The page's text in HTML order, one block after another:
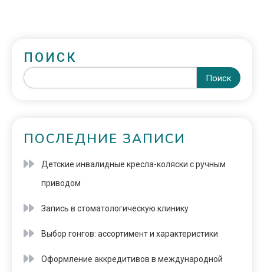
ПОИСК
Поиск
ПОСЛЕДНИЕ ЗАПИСИ
Детские инвалидные кресла-коляски с ручным
приводом
Запись в стоматологическую клинику
Выбор гонгов: ассортимент и характеристики
Оформление аккредитивов в международной